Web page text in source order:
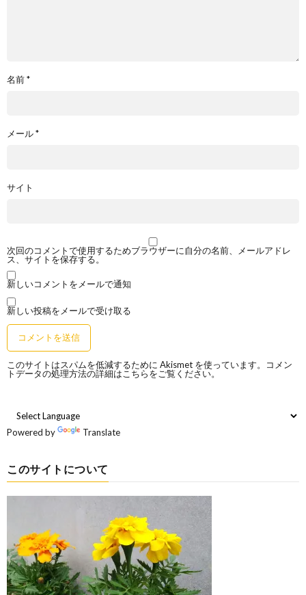
名前*
メール*
サイト
次回のコメントで使用するためブラウザーに自分の名前、メールアドレ
ス、サイトを保存する。
新しいコメントをメールで通知
新しい投稿をメールで受け取る
このサイトはスパムを低減するために Akismet を使っています。
コメン
トデータの処理方法の詳細はこちらをご覧ください。
Powered by Translate
このサイトについて